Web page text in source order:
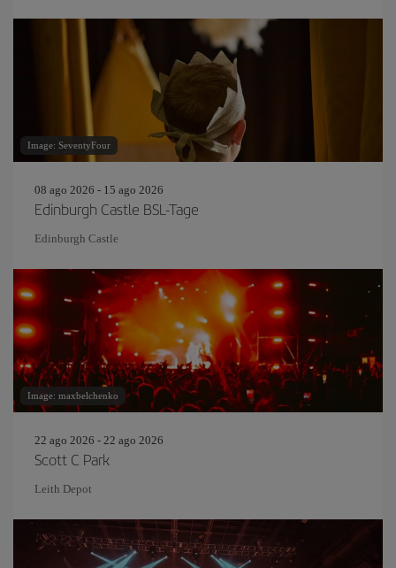
Image: SeventyFour
08 ago 2026 - 15 ago 2026
Edinburgh Castle BSL-Tage
Edinburgh Castle
Image: maxbelchenko
22 ago 2026 - 22 ago 2026
Scott C Park
Leith Depot